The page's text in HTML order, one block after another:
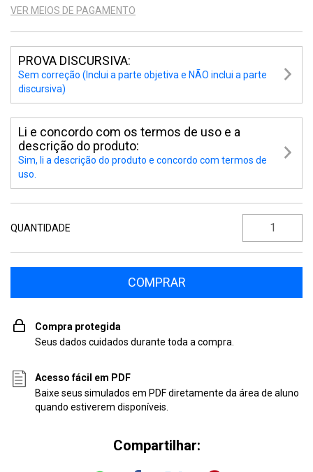
VER MEIOS DE PAGAMENTO
PROVA DISCURSIVA:
Sem correção (Inclui a parte objetiva e NÃO inclui a parte
discursiva)
Li e concordo com os termos de uso e a
descrição do produto:
Sim, li a descrição do produto e concordo com termos de
uso.
QUANTIDADE
Compra protegida
Seus dados cuidados durante toda a compra.
Acesso fácil em PDF
Baixe seus simulados em PDF diretamente da área de aluno
quando estiverem disponíveis.
Compartilhar: